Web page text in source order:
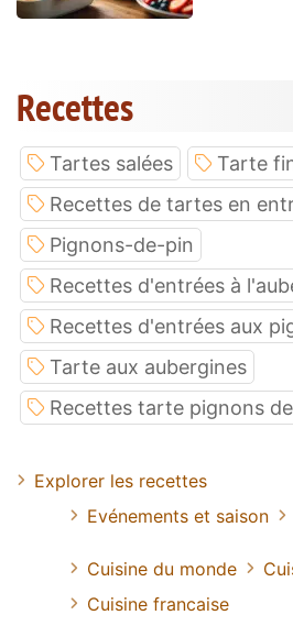
Recettes
Tartes salées Tarte
Recettes de tartes en
Pignons-de-pin
Recettes d'entrées à
Recettes d'entrées aux
Tarte aux aubergines
Recettes tarte pignons
Explorer les recettes
Evénements et saison
Cuisine du monde
Cuisine francaise